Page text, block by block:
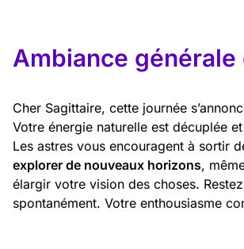
Ambiance générale
Cher Sagittaire, cette journée
Votre énergie naturelle est décuplée
Les astres vous encouragent à sortir
explorer de nouveaux horizons,
élargir votre vision des choses.
spontanément. Votre enthousiasme